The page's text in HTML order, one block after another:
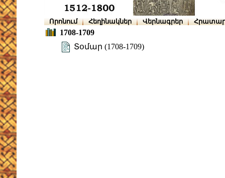
Որոնում Հեղինակներ Վերնագրեր
1708-1709
Տօմար (1708-1709)